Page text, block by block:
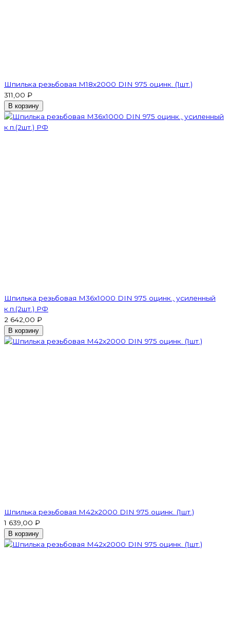
Шпилька резьбовая M18x2000 DIN 975 оцинк. (1шт.)
311,00 ₽
В корзину
Шпилька резьбовая M36x1000 DIN 975 оцинк., усиленный
к.п.(2шт.) РФ
2 642,00 ₽
В корзину
Шпилька резьбовая M42x2000 DIN 975 оцинк. (1шт.)
1 639,00 ₽
В корзину